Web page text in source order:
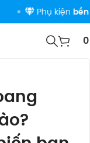
Phụ kiệnbền đẹp-